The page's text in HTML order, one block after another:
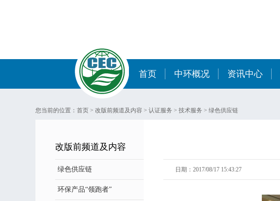
首页 中环概况 资讯中心
您当前的位置： 首页 > 改版前频道及内容 > 认证服务 > 技术服务 > 绿色供应链
改版前频道及内容
绿色供应链
环保产品“领跑者”
日期：2017/08/17 15:43:27